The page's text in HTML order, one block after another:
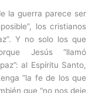
la guerra parece ser
los cristianos
Y no solo los que
Jesús “llamó
al Espíritu Santo,
“la fe de los que
que “no nos deje